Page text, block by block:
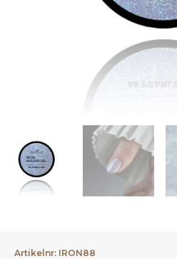
Artikelnr: IRON88